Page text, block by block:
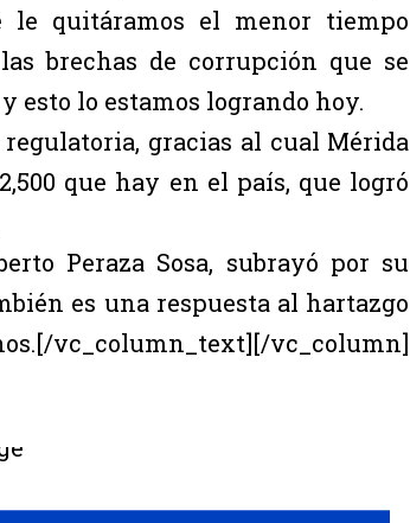
le quitáramos el menor tiempo
brechas de corrupción que se
esto lo estamos logrando hoy.
gracias al cual Mérida
que hay en el país, que logró
Peraza Sosa, subrayó por su
es una respuesta al hartazgo
vc_column_text][/vc_column]